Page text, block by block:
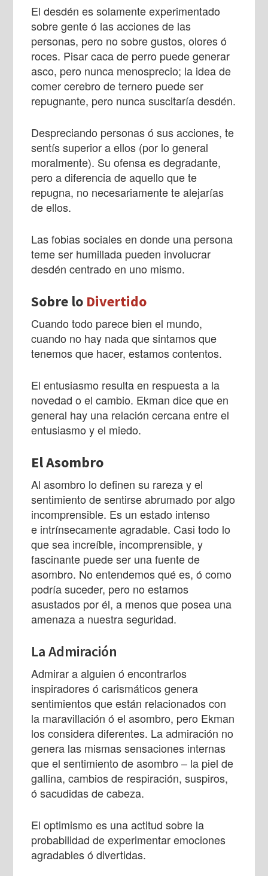
El desdén es solamente experimentado
sobre gente ó las acciones de las
personas, pero no sobre gustos, olores ó
roces. Pisar caca de perro puede generar
asco, pero nunca menosprecio; la idea de
comer cerebro de ternero puede ser
repugnante, pero nunca suscitaría desdén.
Despreciando personas ó sus acciones, te
sentís superior a ellos (por lo general
moralmente). Su ofensa es degradante,
pero a diferencia de aquello que te
repugna, no necesariamente te alejarías
de ellos.
Las fobias sociales en donde una persona
teme ser humillada pueden involucrar
desdén centrado en uno mismo.
Sobre lo Divertido
Cuando todo parece bien el mundo,
cuando no hay nada que sintamos que
tenemos que hacer, estamos contentos.
El entusiasmo resulta en respuesta a la
novedad o el cambio. Ekman dice que en
general hay una relación cercana entre el
entusiasmo y el miedo.
El Asombro
Al asombro lo definen su rareza y el
sentimiento de sentirse abrumado por algo
incomprensible. Es un estado intenso
e intrínsecamente agradable. Casi todo lo
que sea increíble, incomprensible, y
fascinante puede ser una fuente de
asombro. No entendemos qué es, ó como
podría suceder, pero no estamos
asustados por él, a menos que posea una
amenaza a nuestra seguridad.
La Admiración
Admirar a alguien ó encontrarlos
inspiradores ó carismáticos genera
sentimientos que están relacionados con
la maravillación ó el asombro, pero Ekman
los considera diferentes. La admiración no
genera las mismas sensaciones internas
que el sentimiento de asombro – la piel de
gallina, cambios de respiración, suspiros,
ó sacudidas de cabeza.
El optimismo es una actitud sobre la
probabilidad de experimentar emociones
agradables ó divertidas.